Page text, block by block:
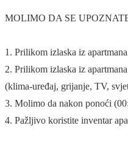
MOLIMO DA SE
1. Prilikom izlaska iz
2. Prilikom izlaska iz
(klima-uređaj, grijanje, TV,
3. Molimo da nakon ponoći
4. Pažljivo koristite inventar